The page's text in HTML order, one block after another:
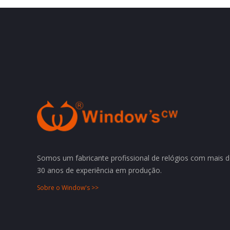
Somos um fabricante profissional de relógios com mais
30 anos de experiência em produção.
Sobre o Window's >>